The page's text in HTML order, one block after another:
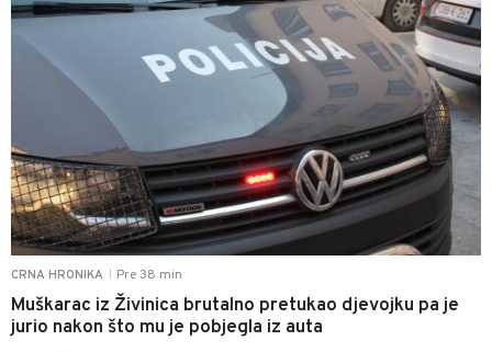
CRNA HRONIKA Pre 38 min
Muškarac iz Živinica brutalno pretukao djevojku pa je
jurio nakon što mu je pobjegla iz auta